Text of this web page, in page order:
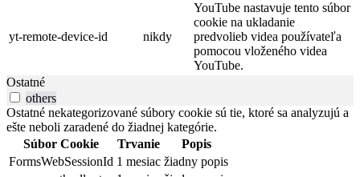
yt-remote-device-id nikdy
YouTube nastavuje tento súbor
cookie na ukladanie
predvolieb videa používateľa
pomocou vloženého videa
YouTube.
Ostatné
others
Ostatné nekategorizované súbory cookie sú tie, ktoré sa analyzujú a
ešte neboli zaradené do žiadnej kategórie.
Súbor Cookie
Trvanie
Popis
FormsWebSessionId 1 mesiac žiadny popis